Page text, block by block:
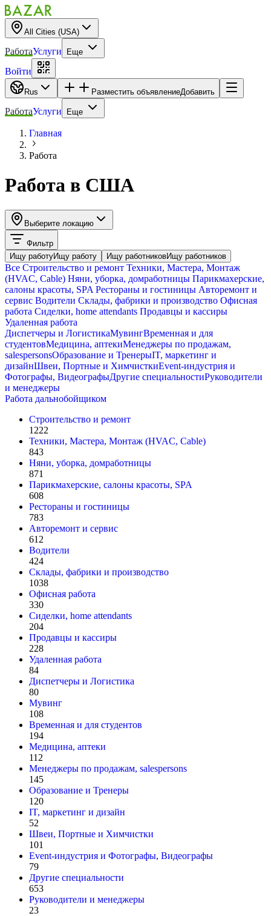
All Cities (USA)
РаботаУслуги Еще
Войти
Rus Разместить объявлениеДобавить
РаботаУслуги Еще
Главная
Работа
Работа в США
Выберите локацию
Фильтр
Ищу работуИщу работу Ищу работниковИщу работников
Все Строительство и ремонт Техники, Мастера, Монтаж
(HVAC, Cable) Няни, уборка, домработницы Парикмахерские,
салоны красоты, SPA Рестораны и гостиницы Авторемонт и
cервис Водители Склады, фабрики и производство Офисная
работа Сиделки, home attendants Продавцы и кассиры
Удаленная работа
Диспетчеры и ЛогистикаМувингВременная и для
студентовМедицина, аптекиМенеджеры по продажам,
salespersonsОбразование и ТренерыIT, маркетинг и
дизайнШвеи, Портные и ХимчисткиEvent-индустрия и
Фотографы, ВидеографыДругие специальностиРуководители
и менеджеры
Работа дальнобойщиком
Строительство и ремонт
1222
Техники, Мастера, Монтаж (HVAC, Cable)
843
Няни, уборка, домработницы
871
Парикмахерские, салоны красоты, SPA
608
Рестораны и гостиницы
783
Авторемонт и cервис
612
Водители
424
Склады, фабрики и производство
1038
Офисная работа
330
Сиделки, home attendants
204
Продавцы и кассиры
228
Удаленная работа
84
Диспетчеры и Логистика
80
Мувинг
108
Временная и для студентов
194
Медицина, аптеки
112
Менеджеры по продажам, salespersons
145
Образование и Тренеры
120
IT, маркетинг и дизайн
52
Швеи, Портные и Химчистки
101
Event-индустрия и Фотографы, Видеографы
79
Другие специальности
653
Руководители и менеджеры
23